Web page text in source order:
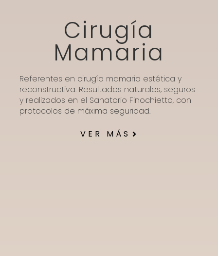
Cirugía
Mamaria
Referentes en cirugía mamaria estética y
reconstructiva. Resultados naturales, seguros
y realizados en el Sanatorio Finochietto, con
protocolos de máxima seguridad.
VER MÁS